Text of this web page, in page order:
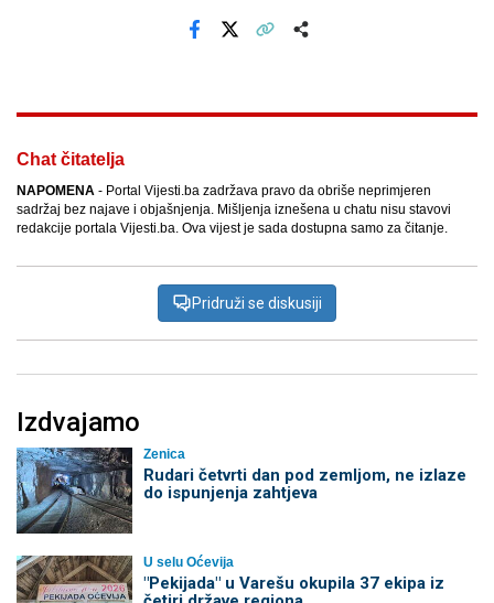
Chat čitatelja
NAPOMENA - Portal Vijesti.ba zadržava pravo da obriše neprimjeren
sadržaj bez najave i objašnjenja. Mišljenja iznešena u chatu nisu stavovi
redakcije portala Vijesti.ba. Ova vijest je sada dostupna samo za čitanje.
Pridruži se diskusiji
Izdvajamo
Zenica
Rudari četvrti dan pod zemljom, ne izlaze
do ispunjenja zahtjeva
U selu Oćevija
"Pekijada" u Varešu okupila 37 ekipa iz